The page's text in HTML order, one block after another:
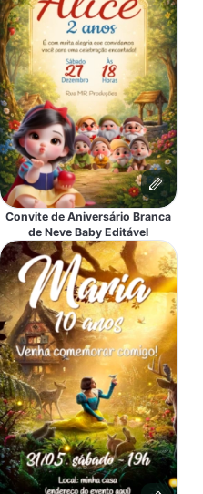
Convite de Aniversário Branca
de Neve Baby Editável